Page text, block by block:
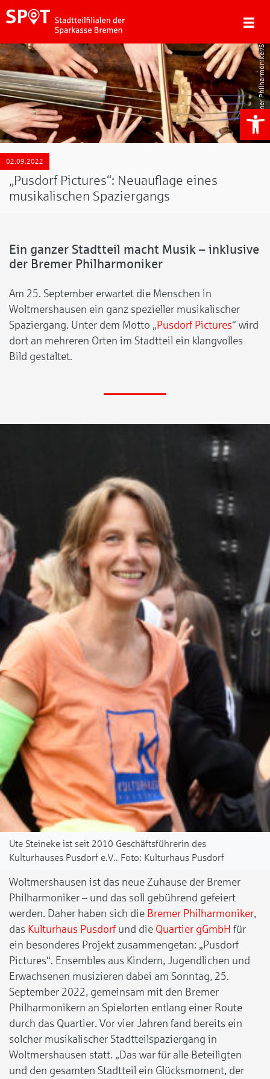
Bremer Philharmoniker/Studio Banck
02.09.2022
„Pusdorf Pictures“: Neuauflage eines
musikalischen Spaziergangs
Ein ganzer Stadtteil macht Musik – inklusive
der Bremer Philharmoniker
Am 25. September erwartet die Menschen in
Woltmershausen ein ganz spezieller musikalischer
Spaziergang. Unter dem Motto „Pusdorf Pictures“ wird
dort an mehreren Orten im Stadtteil ein klangvolles
Bild gestaltet.
Ute Steineke ist seit 2010 Geschäftsführerin des
Kulturhauses Pusdorf e.V..
Kulturhaus Pusdorf
Woltmershausen ist das neue Zuhause der Bremer
Philharmoniker – und das soll gebührend gefeiert
werden. Daher haben sich die Bremer Philharmoniker,
das Kulturhaus Pusdorfund die Quartier gGmbH für
ein besonderes Projekt zusammengetan: „Pusdorf
Pictures“. Ensembles aus Kindern, Jugendlichen und
Erwachsenen musizieren dabei am Sonntag, 25.
September 2022, gemeinsam mit den Bremer
Philharmonikern an Spielorten entlang einer Route
durch das Quartier. Vor vier Jahren fand bereits ein
solcher musikalischer Stadtteilspaziergang in
Woltmershausen statt. „Das war für alle Beteiligten
und den gesamten Stadtteil ein Glücksmoment, der